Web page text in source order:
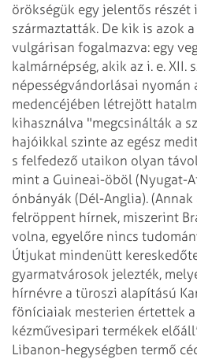
örökségük egy jelentős részét
származtatták. De kik is azok
vulgárisan fogalmazva: egy
kalmárnépség, akik az i. e. XII.
népességvándorlásai nyomán
medencéjében létrejött
kihasználva "megcsinálták a
hajóikkal szinte az egész
s felfedező utaikon olyan
mint a Guineai-öböl (Nyugat-
ónbányák (Dél-Anglia).
felröppent hírnek, miszerint
volna, egyelőre nincs
Útjukat mindenütt
gyarmatvárosok jelezték,
hírnévre a türoszi alapítású
föníciaiak mesterien értettek
kézművesipari termékek
Libanon-hegységben termő